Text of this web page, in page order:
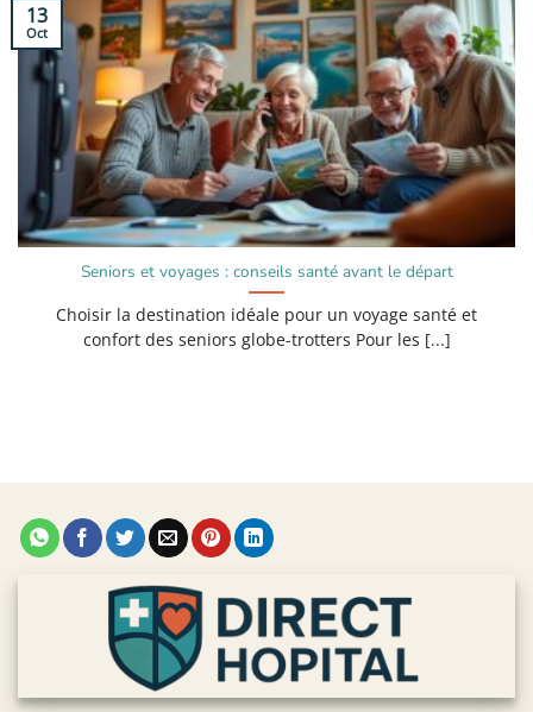
Seniors et voyages : conseils santé avant le départ
Choisir la destination idéale pour un voyage santé et
confort des seniors globe-trotters Pour les [...]
13
Oct